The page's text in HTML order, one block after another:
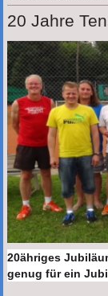
20 Jahre
20ähriges
genug für ein